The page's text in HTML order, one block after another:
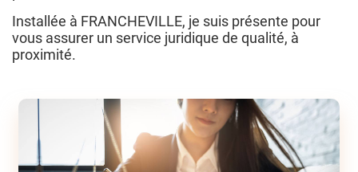
Installée à FRANCHEVILLE, je suis présente pour
vous assurer un service juridique de qualité, à
proximité.